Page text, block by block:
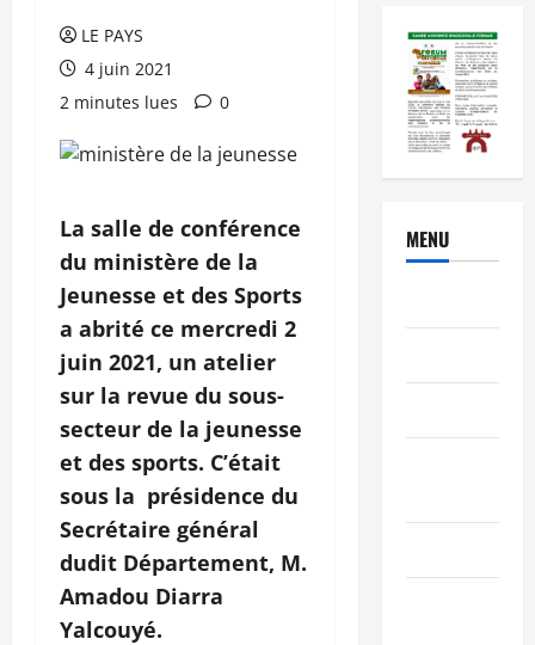
LE PAYS
4 juin 2021
2 minutes lues
0
La salle de conférence
du ministère de la
Jeunesse et des Sports
a abrité ce mercredi 2
juin 2021, un atelier
sur la revue du sous-
secteur de la jeunesse
et des sports. C’était
sous la présidence du
Secrétaire général
dudit Département, M.
Amadou Diarra
Yalcouyé.
MENU